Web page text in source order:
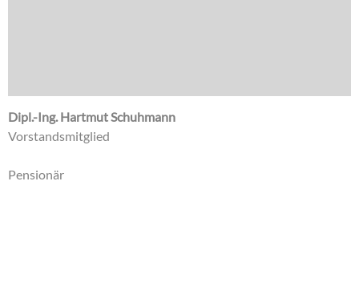
Dipl.-Ing. Hartmut Schuhmann
Vorstandsmitglied
Pensionär